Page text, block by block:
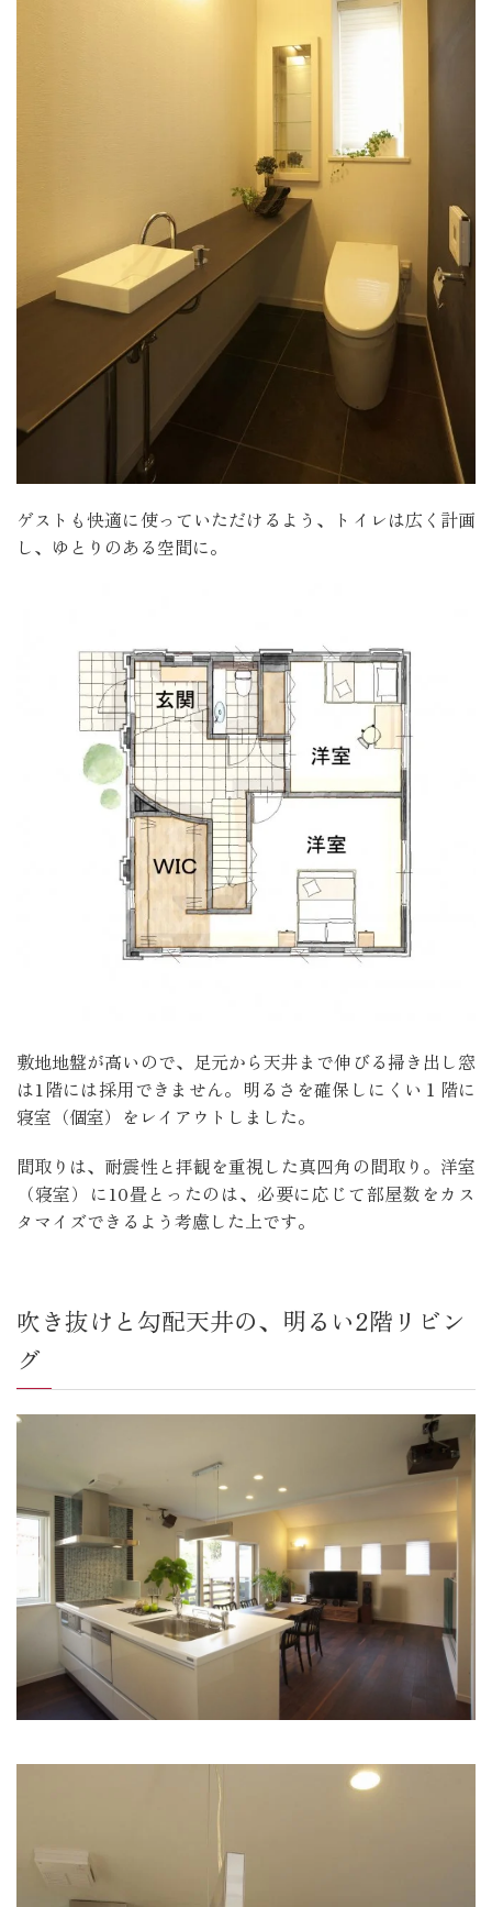
ゲストも快適に使っていただけるよう、トイレは広く計画
し、ゆとりのある空間に。
敷地地盤が高いので、足元から天井まで伸びる掃き出し窓
は1階には採用できません。明るさを確保しにくい１階に
寝室（個室）をレイアウトしました。
間取りは、耐震性と拝観を重視した真四角の間取り。洋室
（寝室）に10畳とったのは、必要に応じて部屋数をカス
タマイズできるよう考慮した上です。
吹き抜けと勾配天井の、明るい2階リビン
グ